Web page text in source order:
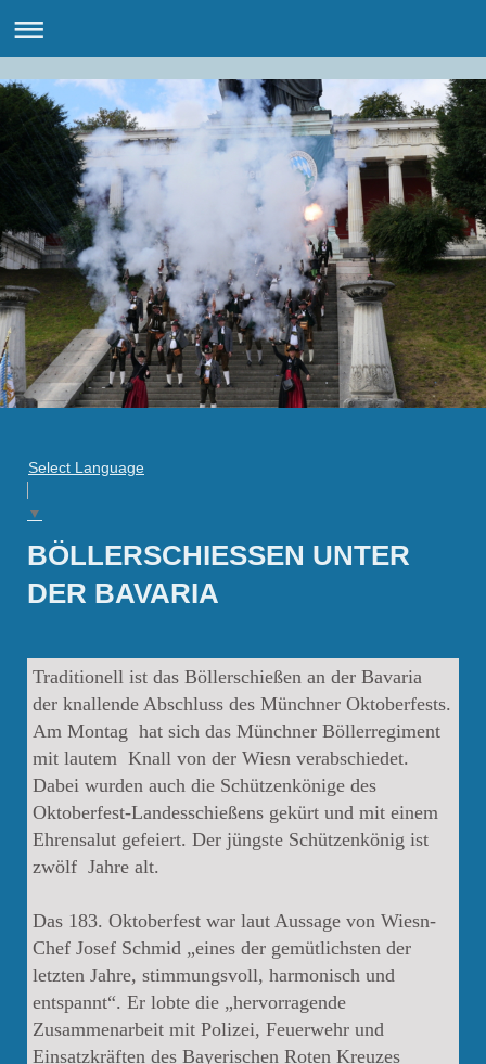
Select Language
▼
BÖLLERSCHIESSEN UNTER
DER BAVARIA
Traditionell ist das Böllerschießen an der Bavaria
der knallende Abschluss des Münchner Oktoberfests.
Am Montag hat sich das Münchner Böllerregiment
mit lautem Knall von der Wiesn verabschiedet.
Dabei wurden auch die Schützenkönige des
Oktoberfest-Landesschießens gekürt und mit einem
Ehrensalut gefeiert. Der jüngste Schützenkönig ist
zwölf Jahre alt.
Das 183. Oktoberfest war laut Aussage von Wiesn-
Chef Josef Schmid „eines der gemütlichsten der
letzten Jahre, stimmungsvoll, harmonisch und
entspannt“. Er lobte die „hervorragende
Zusammenarbeit mit Polizei, Feuerwehr und
Einsatzkräften des Bayerischen Roten Kreuzes